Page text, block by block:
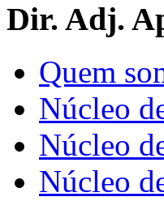
Dir. Adj.
Quem
Núcleo
Núcleo
Núcleo